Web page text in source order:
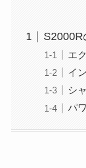
S2000R
エ
イ
シ
パ